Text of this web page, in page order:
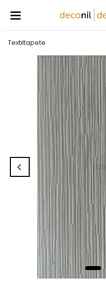
Textiltapete